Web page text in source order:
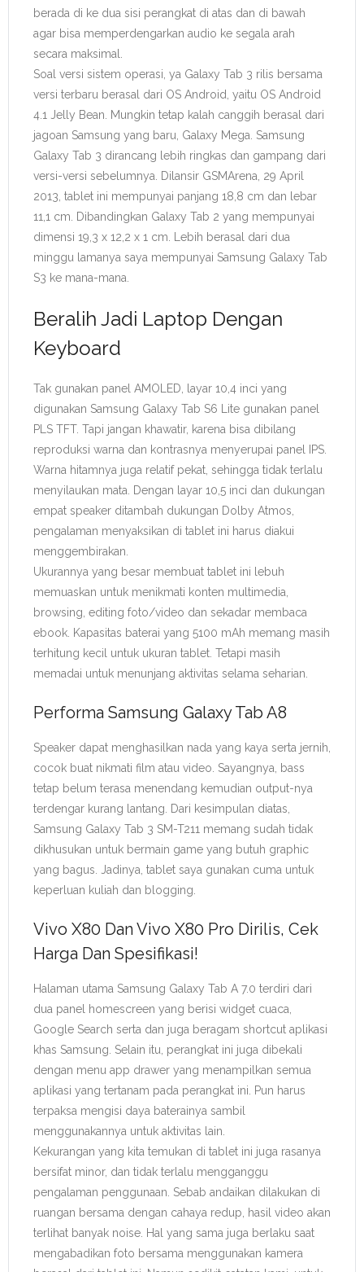
berada di ke dua sisi perangkat di atas dan di bawah
agar bisa memperdengarkan audio ke segala arah
secara maksimal.
Soal versi sistem operasi, ya Galaxy Tab 3 rilis bersama
versi terbaru berasal dari OS Android, yaitu OS Android
4.1 Jelly Bean. Mungkin tetap kalah canggih berasal dari
jagoan Samsung yang baru, Galaxy Mega. Samsung
Galaxy Tab 3 dirancang lebih ringkas dan gampang dari
versi-versi sebelumnya. Dilansir GSMArena, 29 April
2013, tablet ini mempunyai panjang 18,8 cm dan lebar
11,1 cm. Dibandingkan Galaxy Tab 2 yang mempunyai
dimensi 19,3 x 12,2 x 1 cm. Lebih berasal dari dua
minggu lamanya saya mempunyai Samsung Galaxy Tab
S3 ke mana-mana.
Beralih Jadi Laptop Dengan
Keyboard
Tak gunakan panel AMOLED, layar 10,4 inci yang
digunakan Samsung Galaxy Tab S6 Lite gunakan panel
PLS TFT. Tapi jangan khawatir, karena bisa dibilang
reproduksi warna dan kontrasnya menyerupai panel IPS.
Warna hitamnya juga relatif pekat, sehingga tidak terlalu
menyilaukan mata. Dengan layar 10,5 inci dan dukungan
empat speaker ditambah dukungan Dolby Atmos,
pengalaman menyaksikan di tablet ini harus diakui
menggembirakan.
Ukurannya yang besar membuat tablet ini lebuh
memuaskan untuk menikmati konten multimedia,
browsing, editing foto/video dan sekadar membaca
ebook. Kapasitas baterai yang 5100 mAh memang masih
terhitung kecil untuk ukuran tablet. Tetapi masih
memadai untuk menunjang aktivitas selama seharian.
Performa Samsung Galaxy Tab A8
Speaker dapat menghasilkan nada yang kaya serta jernih,
cocok buat nikmati film atau video. Sayangnya, bass
tetap belum terasa menendang kemudian output-nya
terdengar kurang lantang. Dari kesimpulan diatas,
Samsung Galaxy Tab 3 SM-T211 memang sudah tidak
dikhusukan untuk bermain game yang butuh graphic
yang bagus. Jadinya, tablet saya gunakan cuma untuk
keperluan kuliah dan blogging.
Vivo X80 Dan Vivo X80 Pro Dirilis, Cek
Harga Dan Spesifikasi!
Halaman utama Samsung Galaxy Tab A 7.0 terdiri dari
dua panel homescreen yang berisi widget cuaca,
Google Search serta dan juga beragam shortcut aplikasi
khas Samsung. Selain itu, perangkat ini juga dibekali
dengan menu app drawer yang menampilkan semua
aplikasi yang tertanam pada perangkat ini. Pun harus
terpaksa mengisi daya baterainya sambil
menggunakannya untuk aktivitas lain.
Kekurangan yang kita temukan di tablet ini juga rasanya
bersifat minor, dan tidak terlalu mengganggu
pengalaman penggunaan. Sebab andaikan dilakukan di
ruangan bersama dengan cahaya redup, hasil video akan
terlihat banyak noise. Hal yang sama juga berlaku saat
mengabadikan foto bersama menggunakan kamera